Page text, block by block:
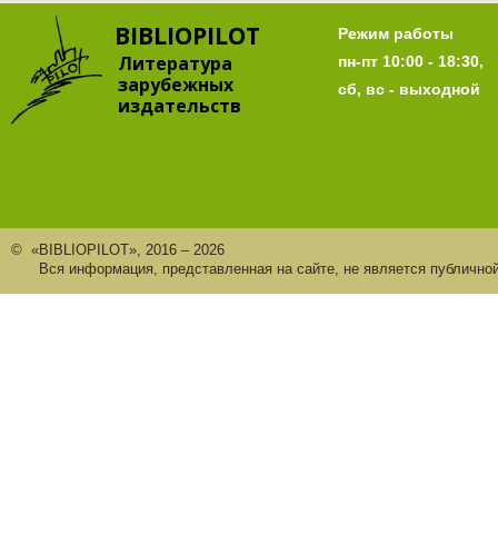
BIBLIOPILOT
Литература
зарубежных
издательств
Режим работы
пн-пт 10:00 - 18:30,
сб, вс - выходной
© «BIBLIOPILOT», 2016 – 2026
Вся информация, представленная на сайте, не является